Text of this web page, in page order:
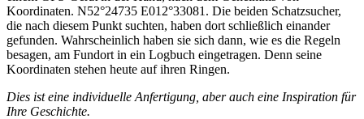
Koordinaten. N52°24735 E012°33081. Die beiden Schatzsucher,
die nach diesem Punkt suchten, haben dort schließlich einander
gefunden. Wahrscheinlich haben sie sich dann, wie es die Regeln
besagen, am Fundort in ein Logbuch eingetragen. Denn seine
Koordinaten stehen heute auf ihren Ringen.
Dies ist eine individuelle Anfertigung, aber auch eine Inspiration für
Ihre Geschichte.